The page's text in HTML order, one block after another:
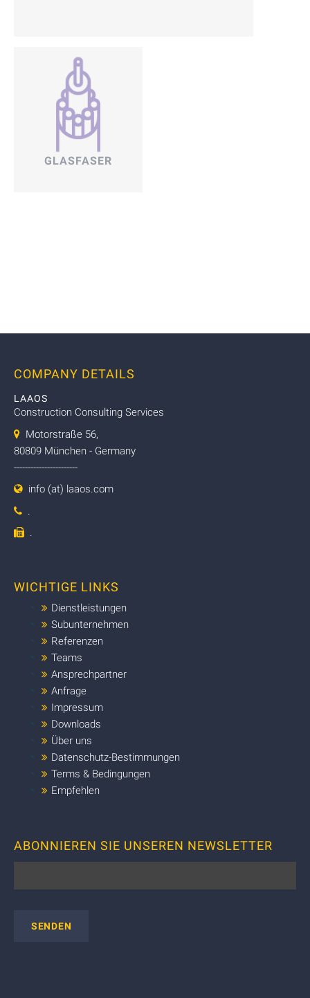
GLASFASER
COMPANY DETAILS
LAAOS
Construction Consulting Services
Motorstraße 56,
80809 München - Germany
-----------------------
info (at) laaos.com
.
.
WICHTIGE LINKS
Dienstleistungen
Subunternehmen
Referenzen
Teams
Ansprechpartner
Anfrage
Impressum
Downloads
Über uns
Datenschutz-Bestimmungen
Terms & Bedingungen
Empfehlen
ABONNIEREN SIE UNSEREN NEWSLETTER